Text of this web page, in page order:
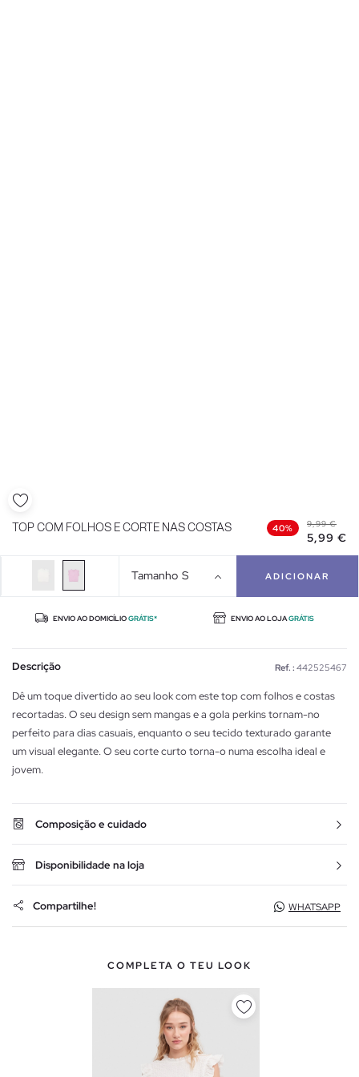
TOP COM FOLHOS E CORTE NAS COSTAS 40% 9,99 €
5,99 €
Tamanho S ADICIONAR
ENVIO AO DOMICÍLIOGRÁTIS* ENVIO AO LOJAGRÁTIS
Descrição Ref. : 442525467
Dê um toque divertido ao seu look com este top com folhos e costas
recortadas. O seu design sem mangas e a gola perkins tornam-no
perfeito para dias casuais, enquanto o seu tecido texturado garante
um visual elegante. O seu corte curto torna-o numa escolha ideal e
jovem.
Composição e cuidado
Disponibilidade na loja
Compartilhe! WHATSAPP
COMPLETA O TEU LOOK